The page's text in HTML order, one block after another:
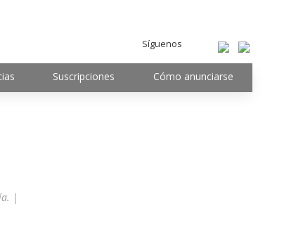
Síguenos
Suscripciones Cómo anunciarse
|